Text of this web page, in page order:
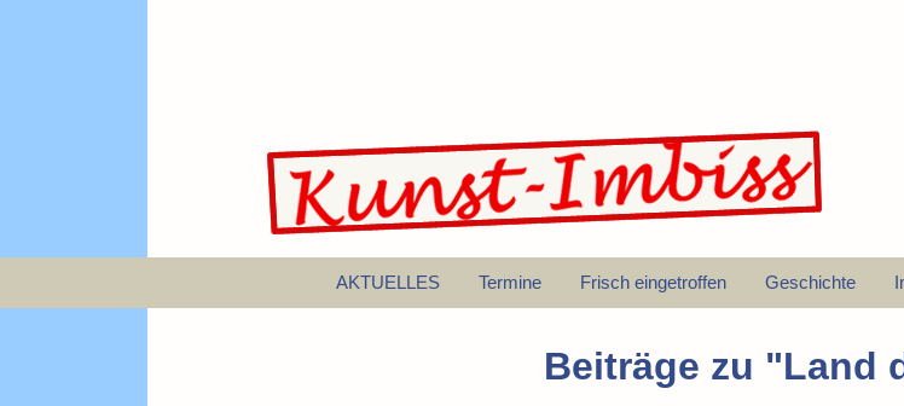
AKTUELLES Termine Frisch eingetroffen Geschichte
Beiträge zu "Land